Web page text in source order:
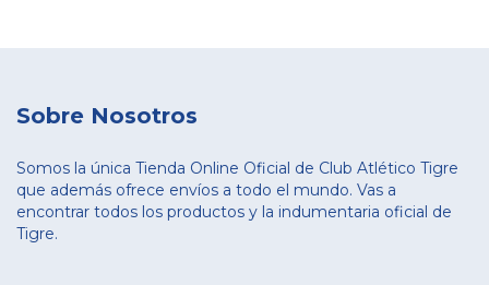
Sobre Nosotros
Somos la única Tienda Online Oficial de Club Atlético Tigre
que además ofrece envíos a todo el mundo. Vas a
encontrar todos los productos y la indumentaria oficial de
Tigre.